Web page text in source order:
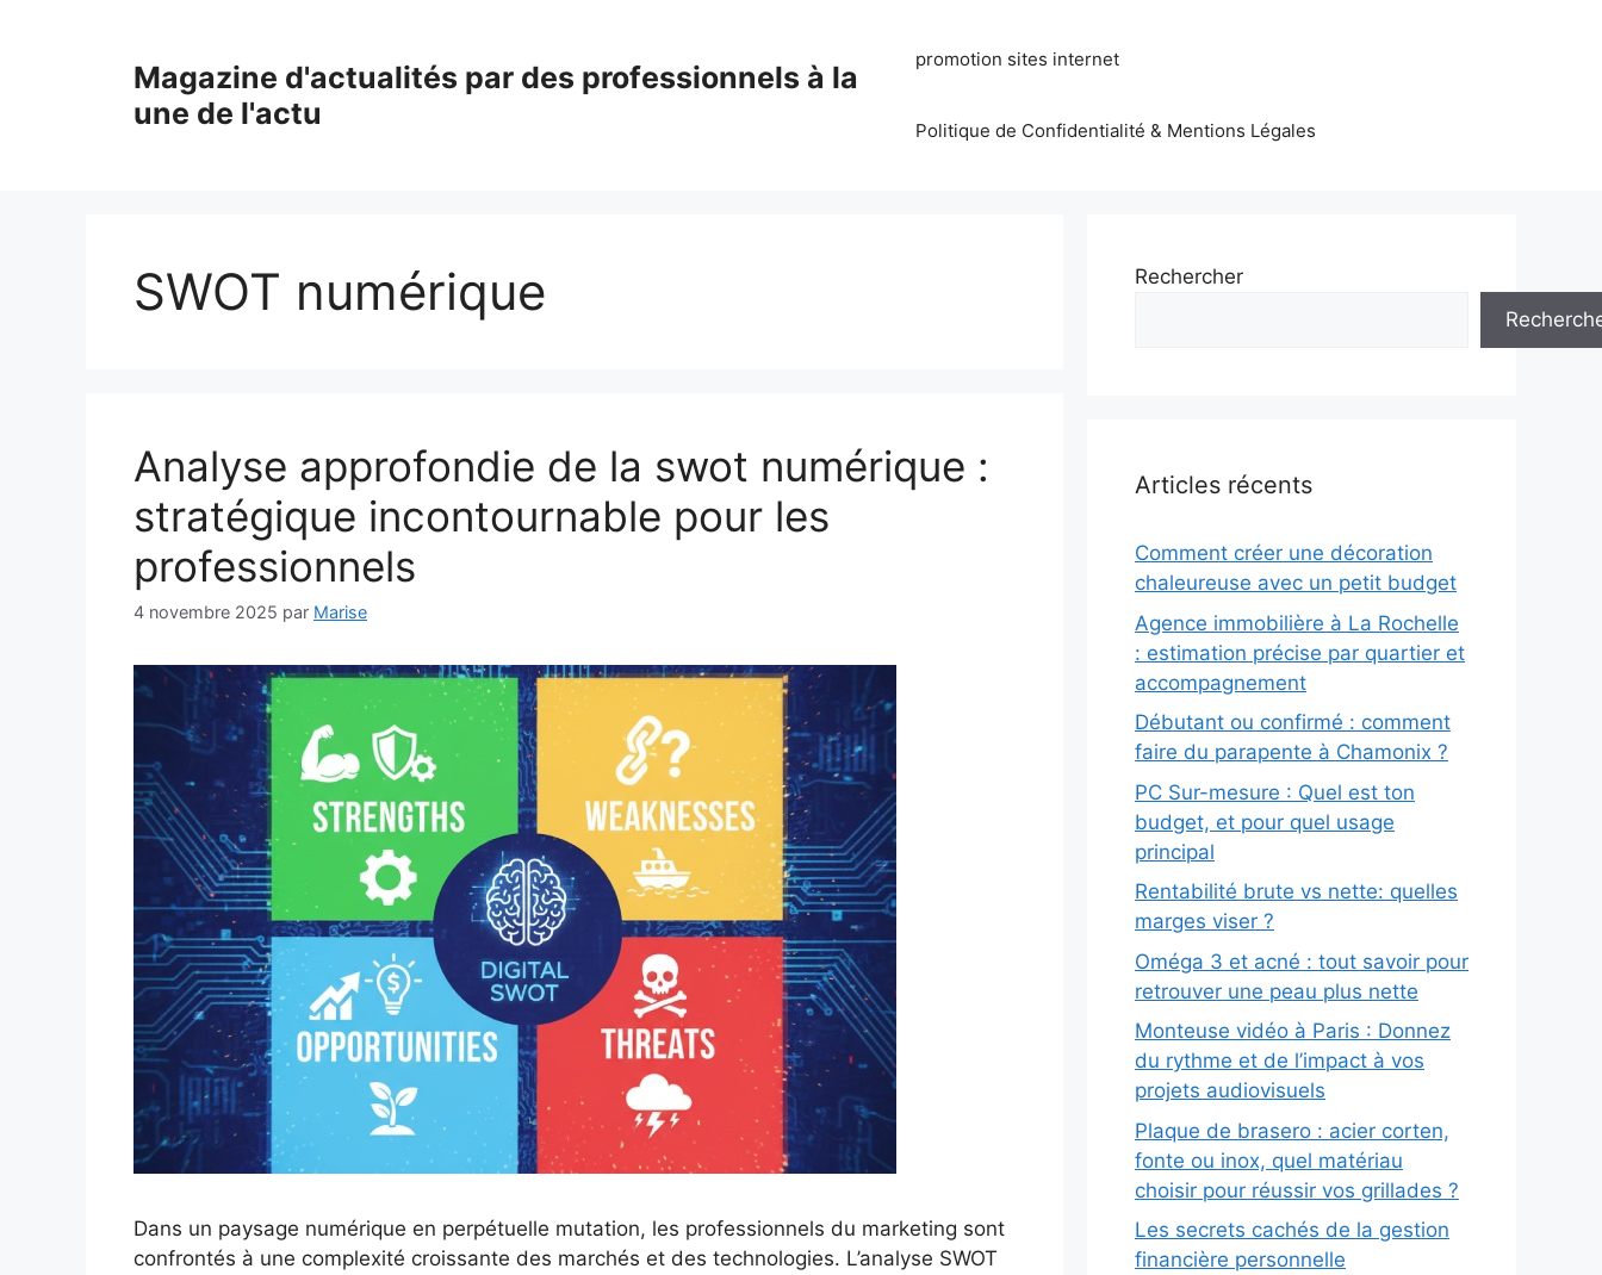
Magazine d'actualités par des professionnels à la
une de l'actu
promotion sites internet
Politique de Confidentialité & Mentions Légales
SWOT numérique
Analyse approfondie de la swot numérique :
stratégique incontournable pour les
professionnels
4 novembre 2025 par Marise
Dans un paysage numérique en perpétuelle mutation, les professionnels du marketing sont
confrontés à une complexité croissante des marchés et des technologies. L’analyse SWOT
Rechercher
Articles récents
Comment créer une décoration
chaleureuse avec un petit budget
Agence immobilière à La Rochelle
: estimation précise par quartier et
accompagnement
Débutant ou confirmé : comment
faire du parapente à Chamonix ?
PC Sur-mesure : Quel est ton
budget, et pour quel usage
principal
Rentabilité brute vs nette: quelles
marges viser ?
Oméga 3 et acné : tout savoir pour
retrouver une peau plus nette
Monteuse vidéo à Paris : Donnez
du rythme et de l’impact à vos
projets audiovisuels
Plaque de brasero : acier corten,
fonte ou inox, quel matériau
choisir pour réussir vos grillades ?
Les secrets cachés de la gestion
financière personnelle